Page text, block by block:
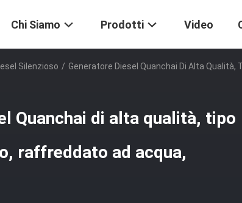
Chi Siamo Prodotti Video
Silenzioso / Generatore Diesel Quanchai Di Alta
Quanchai di alta qualità, tipo
raffreddato ad acqua,